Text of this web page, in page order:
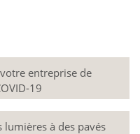
entreprise de
19
à des pavés